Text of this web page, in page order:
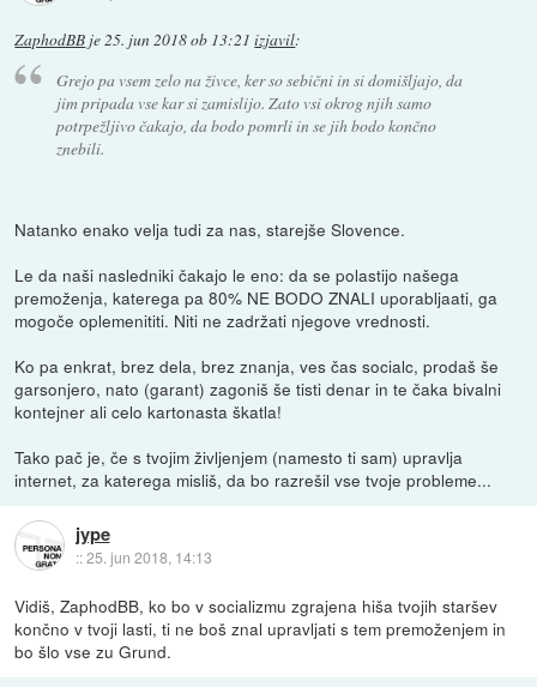
ZaphodBB je25. jun 2018 ob 13:21 izjavil:
Grejo pa vsem zelo na živce, ker so sebični in si domišljajo, da
jim pripada vse kar si zamislijo. Zato vsi okrog njih samo
potrpežljivo čakajo, da bodo pomrli in se jih bodo končno
znebili.
Natanko enako velja tudi za nas, starejše Slovence.
Le da naši nasledniki čakajo le eno: da se polastijo našega
premoženja, katerega pa 80% NE BODO ZNALI uporabljaati, ga
mogoče oplemenititi. Niti ne zadržati njegove vrednosti.
Ko pa enkrat, brez dela, brez znanja, ves čas socialc, prodaš še
garsonjero, nato (garant) zagoniš še tisti denar in te čaka bivalni
kontejner ali celo kartonasta škatla!
Tako pač je, če s tvojim življenjem (namesto ti sam) upravlja
internet, za katerega misliš, da bo razrešil vse tvoje probleme...
jype
::25. jun 2018, 14:13
Vidiš, ZaphodBB, ko bo v socializmu zgrajena hiša tvojih staršev
končno v tvoji lasti, ti ne boš znal upravljati s tem premoženjem in
bo šlo vse zu Grund.